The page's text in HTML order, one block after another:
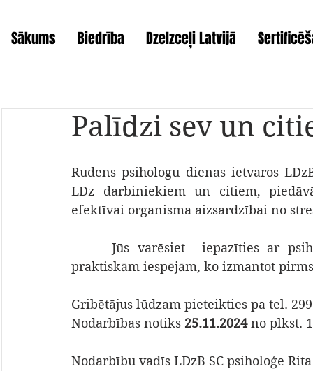
Sākums Biedrība Dzelzceļi Latvijā
Palīdzi sev un
Rudens psihologu dienas ietvaros
LDz darbiniekiem un citiem,
efektīvai organisma aizsardzībai no
Jūs varēsiet  iepazīties ar
praktiskām iespējām, ko izmantot
Gribētājus lūdzam pieteikties pa tel.
Nodarbības notiks 25.11.2024 no plkst.
Nodarbību vadīs LDzB SC psiholoģe